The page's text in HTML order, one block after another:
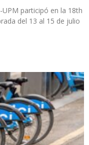
participó en la 18th
del 13 al 15 de julio